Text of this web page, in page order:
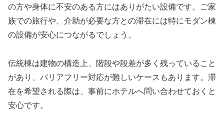
の方や身体に不安のある方にはありがたい設備です。ご家
族での旅行や、介助が必要な方との滞在には特にモダン棟
の設備が安心につながるでしょう。
伝統棟は建物の構造上、階段や段差が多く残っていること
があり、バリアフリー対応が難しいケースもあります。滞
在を希望される際は、事前にホテルへ問い合わせておくと
安心です。